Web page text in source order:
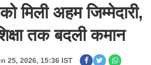
मिली अहम जिम्मेदारी,
तक बदली कमान
25, 2026, 15:36 IST